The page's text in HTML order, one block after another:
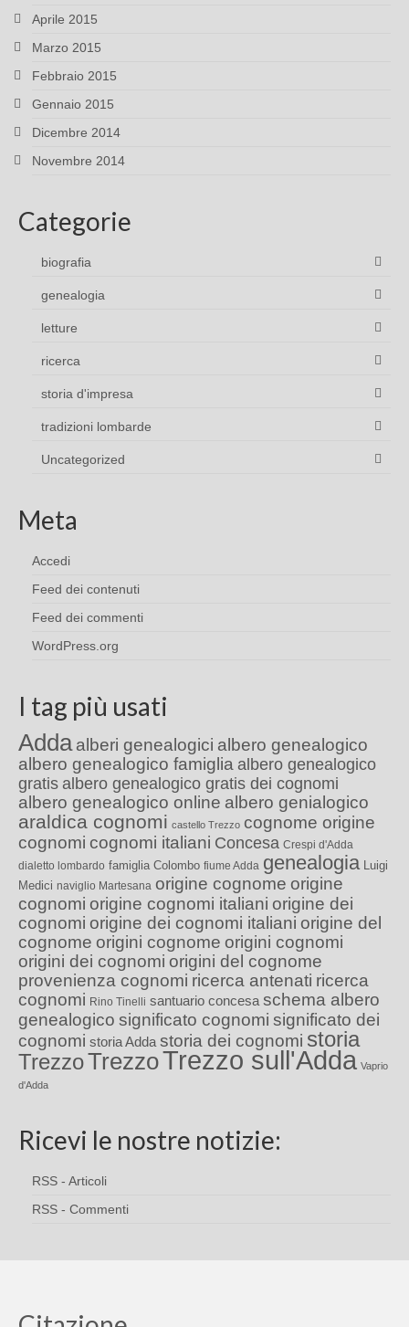
Aprile 2015
Marzo 2015
Febbraio 2015
Gennaio 2015
Dicembre 2014
Novembre 2014
Categorie
biografia
genealogia
letture
ricerca
storia d'impresa
tradizioni lombarde
Uncategorized
Meta
Accedi
Feed dei contenuti
Feed dei commenti
WordPress.org
I tag più usati
Adda alberi genealogici albero genealogico
albero genealogico famiglia albero genealogico
gratis albero genealogico gratis dei cognomi
albero genealogico online albero genialogico
araldica cognomi castello Trezzo cognome origine
cognomi cognomi italiani Concesa Crespi d'Adda
dialetto lombardo famiglia Colombo fiume Adda genealogia Luigi
Medici naviglio Martesana origine cognome origine
cognomi origine cognomi italiani origine dei
cognomi origine dei cognomi italiani origine del
cognome origini cognome origini cognomi
origini dei cognomi origini del cognome
provenienza cognomi ricerca antenati ricerca
cognomi Rino Tinelli santuario concesa schema albero
genealogico significato cognomi significato dei
cognomi storia Adda storia dei cognomi storia
TrezzoTrezzoTrezzo sull'Adda Vaprio
d'Adda
Ricevi le nostre notizie:
RSS - Articoli
RSS - Commenti